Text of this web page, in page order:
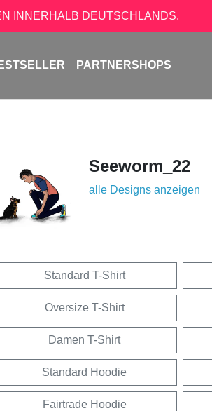
INNERHALB DEUTSCHLANDS.
PARTNERSHOPS
Seeworm_22
alle Designs anzeigen
Standard T-Shirt
Oversize T-Shirt
Damen T-Shirt
Standard Hoodie
Fairtrade Hoodie